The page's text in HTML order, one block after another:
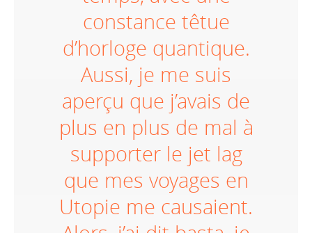
constance têtue
d’horloge quantique.
Aussi, je me suis
aperçu que j’avais de
plus en plus de mal à
supporter le jet lag
que mes voyages en
Utopie me causaient.